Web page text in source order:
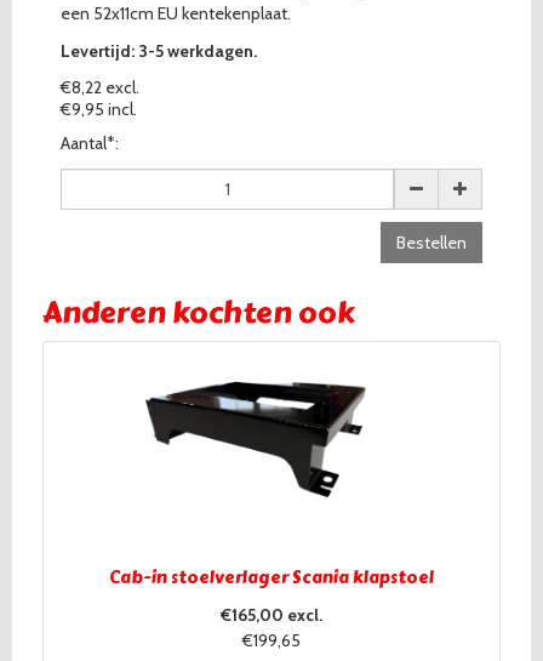
een 52x11cm EU kentekenplaat.
Levertijd: 3-5 werkdagen.
€8,22 excl.
€9,95 incl.
Aantal*:
Bestellen
Anderen kochten ook
Cab-in stoelverlager Scania klapstoel
€165,00 excl.
€199,65